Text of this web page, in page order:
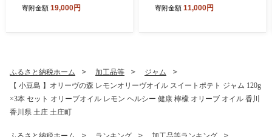
油 パスタ サラダ ドレッシン
で、予めご了承ください。
寄附金額 19,000円
ジナルラベル 食用油 調味料
寄附金額 11,000円
ふるさと納税ホーム 加工品等
ジャム
【 小豆島 】オリーヴの森 レモンオリーヴオイル スイートポテト ジャム 120g
×3本 セット オリーブオイル レモン ヘルシー 健康 檸檬 オリーブ オイル 香川
香川県 土庄 土庄町